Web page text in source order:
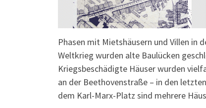
Phasen mit Mietshäusern und Villen in
Weltkrieg wurden alte Baulücken
Kriegsbeschädigte Häuser wurden
an der Beethovenstraße – in den
dem Karl-Marx-Platz sind mehrere